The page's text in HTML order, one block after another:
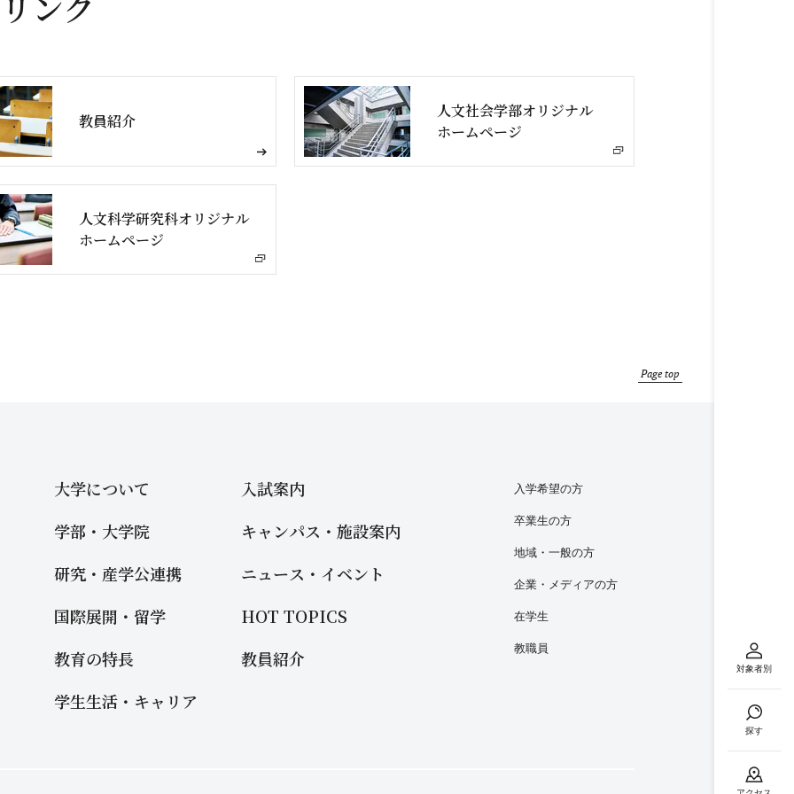
対象者別
探す
教員紹介
人文社会学部オリジナル
ホームページ
人文科学研究科オリジナル
ホームページ
Page top
大学について
学部・大学院
研究・産学公連携
国際展開・留学
教育の特長
学生生活・キャリア
入試案内
キャンパス・施設案内
ニュース・イベント
HOT TOPICS
教員紹介
入学希望の方
卒業生の方
地域・一般の方
企業・メディアの方
在学生
教職員